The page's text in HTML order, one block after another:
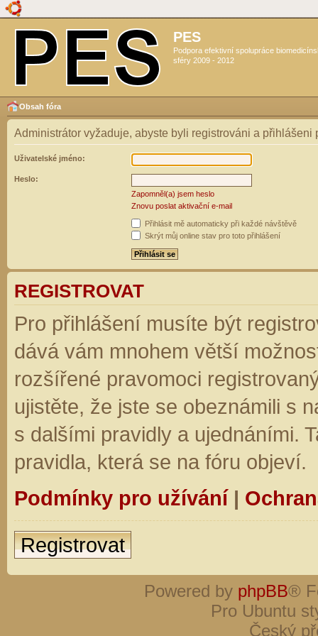
PES
Podpora efektivní spolupráce
sféry 2009 - 2012
Obsah fóra
Administrátor vyžaduje, abyste byli registrováni a přihlášeni
Uživatelské jméno:
Heslo:
Zapomněl(a) jsem heslo
Znovu poslat aktivační e-mail
Přihlásit mě automaticky při každé návštěvě
Skrýt můj online stav pro toto přihlášení
REGISTROVAT
Pro přihlášení musíte být
dává vám mnohem větší
rozšířené pravomoci
ujistěte, že jste se obeznámili s
s dalšími pravidly a ujednáními.
pravidla, která se na fóru objeví.
Podmínky pro užívání|
Registrovat
Powered by phpBB®
Pro Ubuntu
Český